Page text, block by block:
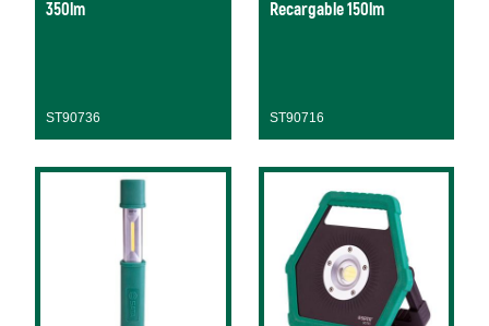
350lm
ST90736
Recargable 150lm
ST90716